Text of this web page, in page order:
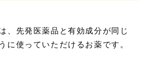
、先発医薬品と有効成分が同じ
に使っていただけるお薬です。